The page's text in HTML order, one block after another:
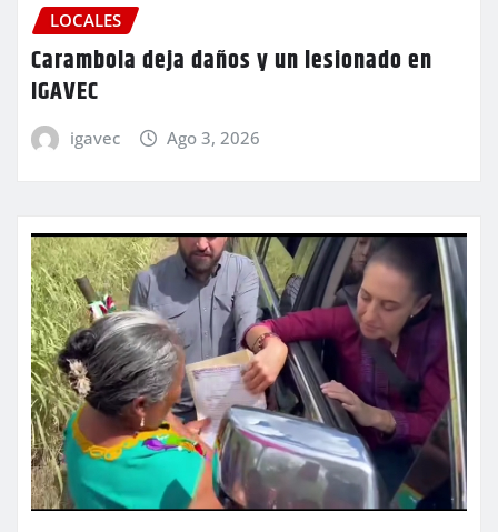
LOCALES
Carambola deja daños y un lesionado en
IGAVEC
igavec Ago 3, 2026